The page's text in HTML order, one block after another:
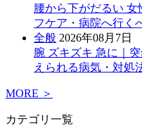
腰から下がだるい
フケア・病院へ行く
全般 2026年08月7日
腕 ズキズキ 急に｜
えられる病気・対処
MORE ＞
カテゴリ一覧